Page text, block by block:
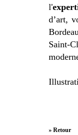
l'
d’art,
Saint-
» Retour